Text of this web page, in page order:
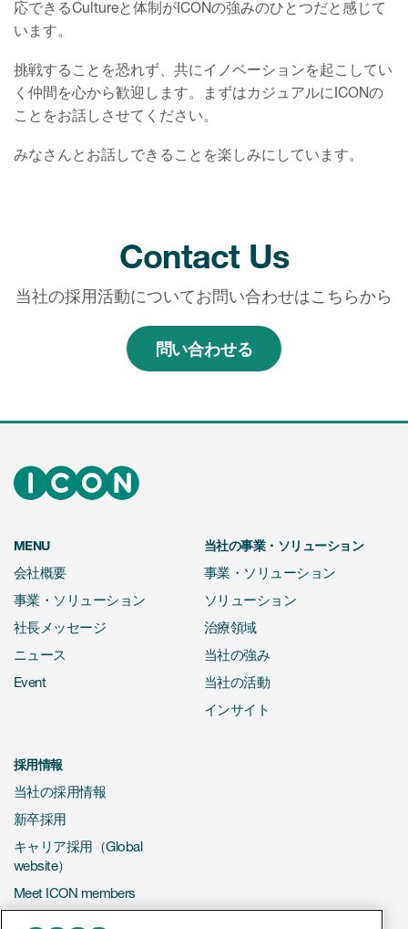
応できるCultureと体制がICONの強みのひとつだと感じて
います。
挑戦することを恐れず、共にイノベーションを起こしてい
く仲間を心から歓迎します。まずはカジュアルにICONの
ことをお話しさせてください。
みなさんとお話しできることを楽しみにしています。
Contact Us
当社の採用活動についてお問い合わせはこちらから
問い合わせる
MENU
会社概要
事業・ソリューション
社長メッセージ
ニュース
Event
当社の事業・ソリューション
事業・ソリューション
ソリューション
治療領域
当社の強み
当社の活動
インサイト
採用情報
当社の採用情報
新卒採用
キャリア採用（Global
website）
Meet ICON members